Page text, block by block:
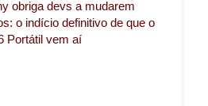
obriga devs a mudarem
o indício definitivo de que o
Portátil vem aí